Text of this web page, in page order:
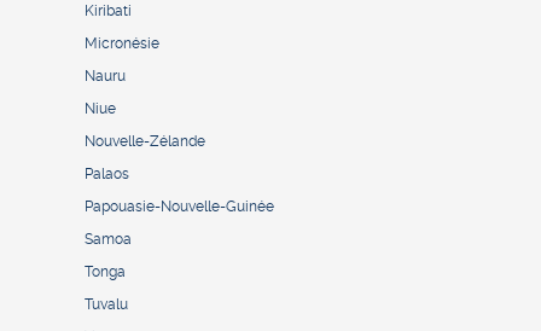
Kiribati
Micronésie
Nauru
Niue
Nouvelle-Zélande
Palaos
Papouasie-Nouvelle-Guinée
Samoa
Tonga
Tuvalu